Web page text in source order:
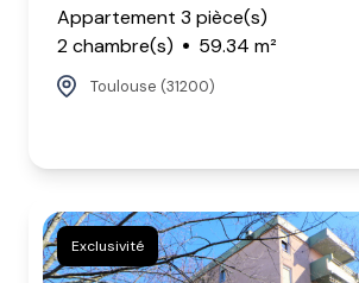
Appartement 3 pièce(s)
2 chambre(s)
59.34 m²
Toulouse (31200)
Exclusivité